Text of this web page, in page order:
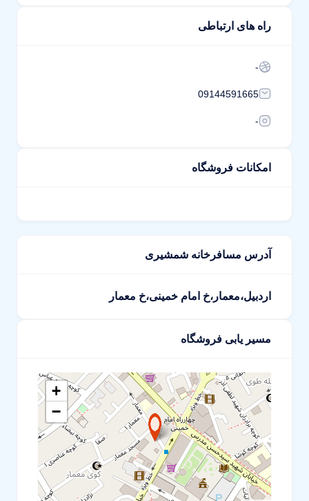
راه های ارتباطی
-
09144591665
-
امکانات فروشگاه
آدرس مسافرخانه شمشیری
اردبیل،معمار،خ امام خمینی،خ معمار
مسیر یابی فروشگاه
+
−